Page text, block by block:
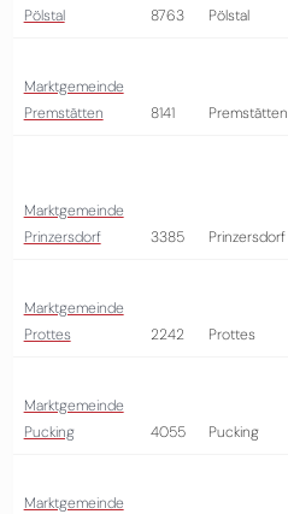
Pölstal
8763 Pölstal
Marktgemeinde
Premstätten
8141 Premstätten
Marktgemeinde
Prinzersdorf
3385 Prinzersdorf
Marktgemeinde
Prottes
2242 Prottes
Marktgemeinde
Pucking
4055 Pucking
Marktgemeinde